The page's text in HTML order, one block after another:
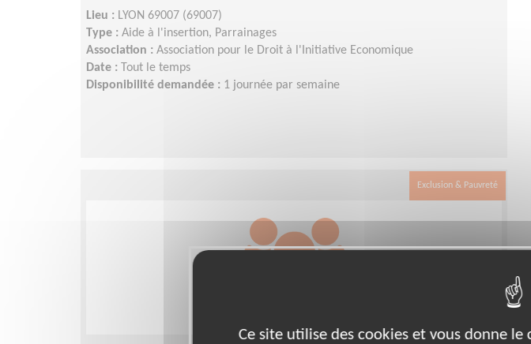
Lieu : LYON 69007 (69007)
Type : Aide à l'insertion, Parrainages
Association : Association pour le Droit à l'Initiative Economique
Date :
Tout le temps
Disponibilité demandée : 1 journée par semaine
Exclusion & Pauvreté
Ce site utilise des cookies et vous donne